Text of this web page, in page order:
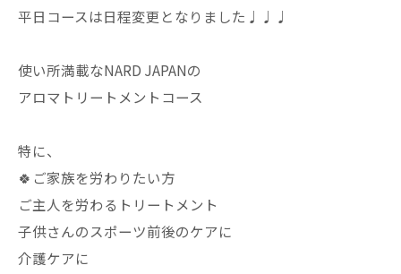
平日コースは日程変更となりました♩♩♩
使い所満載なNARD JAPANの
アロマトリートメントコース
特に、
🍀ご家族を労わりたい方
ご主人を労わるトリートメント
子供さんのスポーツ前後のケアに
介護ケアに